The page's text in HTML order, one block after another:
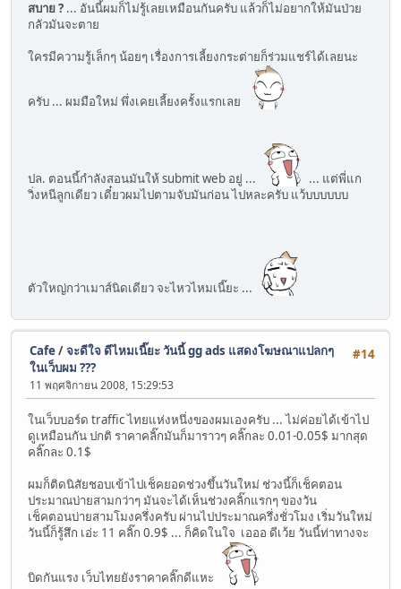
สบาย ? ... อันนี้ผมก็ไม่รู้เลยเหมือนกันครับ แล้วก็ไม่อยากให้มันป่วย
กลัวมันจะตาย
ใครมีความรู้เล็กๆ น้อยๆ เรื่องการเลี้ยงกระต่ายก็ร่วมแชร์ได้เลยนะ
ครับ ... ผมมือใหม่ พึ่งเคยเลี้ยงครั้งแรกเลย
ปล. ตอนนี้กำลังสอนมันให้ submit web อยู่ ...
... แต่พี่แก
วิ่งหนีลูกเดียว เดี๋ยวผมไปตามจับมันก่อน ไปหละครับ แว้บบบบบบ
ตัวใหญ่กว่าเมาส์นิดเดียว จะไหวไหมเนี๊ยะ ...
#14
Cafe/จะดีใจ ดีไหมเนี๊ยะ วันนี้ gg ads แสดงโฆษณาแปลกๆ
ในเว็บผม ???
11 พฤศจิกายน 2008, 15:29:53
ในเว็บบอร์ด traffic ไทยแห่งหนึ่งของผมเองครับ ... ไม่ค่อยได้เข้าไป
ดูเหมือนกัน ปกติ ราคาคลิ๊กมันก็มาราวๆ คลิ๊กละ 0.01-0.05$ มากสุด
คลิ๊กละ 0.1$
ผมก็ติดนิสัยชอบเข้าไปเช็คยอดช่วงขึ้นวันใหม่ ช่วงนี้ก็เช็คตอน
ประมาณบ่ายสามกว่าๆ มันจะได้เห็นช่วงคลิ๊กแรกๆ ของวัน
เช็คตอนบ่ายสามโมงครึ่งครับ ผ่านไปประมาณครึ่งชั่วโมง เริ่มวันใหม่
วันนี้ก็รู้สึก เอ่ะ 11 คลิ๊ก 0.9$ ... ก็คิดในใจ เอออ ดีเว้ย วันนี้ท่าทางจะ
บิดกันแรง เว็บไทยยังราคาคลิ๊กดีแหะ